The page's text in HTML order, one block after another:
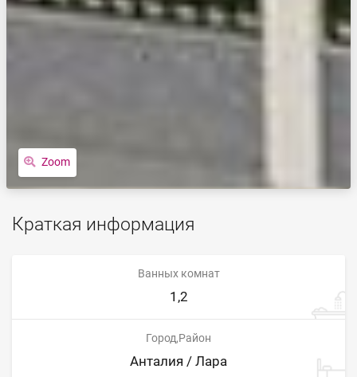
Zoom
Краткая информация
Ванных комнат
1,2
Город,Район
Анталия / Лара